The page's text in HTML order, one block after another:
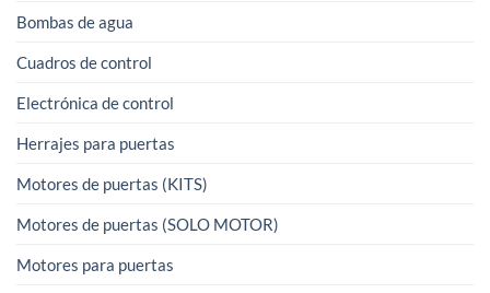
Bombas de agua
Cuadros de control
Electrónica de control
Herrajes para puertas
Motores de puertas (KITS)
Motores de puertas (SOLO MOTOR)
Motores para puertas